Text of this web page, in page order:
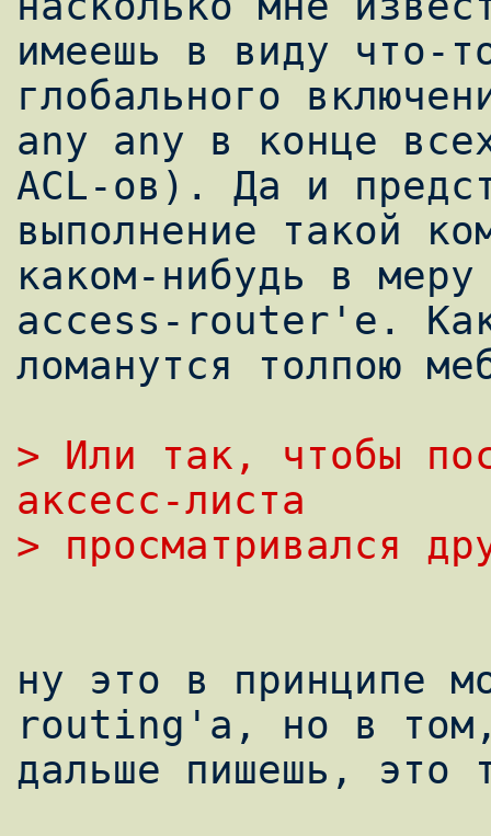
имеешь в виду что-
глобального
any any в конце
ACL-ов). Да и
выполнение такой
каком-нибудь в меру
access-router'е.
ломанутся толпою
> Или так, чтобы
аксесс-листа
> пpосматpивался
ну это в принципе
routing'а, но в
дальше пишешь, это